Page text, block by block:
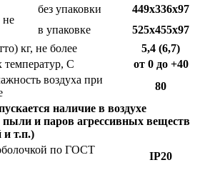
без упаковки
449х336х97
в упаковке
525х455х97
кг, не более
5,4 (6,7)
температур, С
от 0 до +40
воздуха при
80
наличие в воздухе
и паров агрессивных веществ
и т.п.)
по ГОСТ
IP20